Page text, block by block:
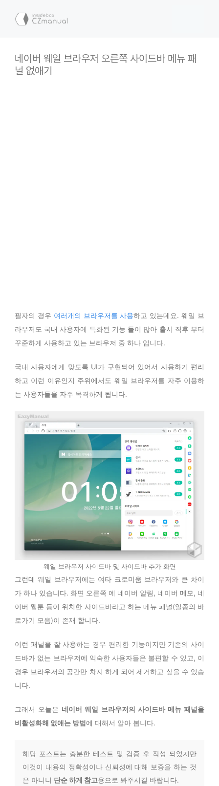
네이버 웨일 브라우저 오른쪽 사이드바 메뉴 패
널 없애기
필자의 경우 여러개의 브라우저를 사용하고 있는데요. 웨일 브
라우저도 국내 사용자에 특화된 기능 들이 많아 출시 직후 부터
꾸준하게 사용하고 있는 브라우저 중 하나 입니다.
국내 사용자에게 맞도록 UI가 구현되어 있어서 사용하기 편리
하고 이런 이유인지 주위에서도 웨일 브라우저를 자주 이용하
는 사용자들을 자주 목격하게 됩니다.
웨일 브라우저 사이드바 및 사이드바 추가 화면
그런데 웨일 브라우저에는 여타 크로미움 브라우저와 큰 차이
가 하나 있습니다. 화면 오른쪽 에 네이버 알림, 네이버 메모, 네
이버 웹툰 등이 위치한 사이드바라고 하는 메뉴 패널(일종의 바
로가기 모음)이 존재 합니다.
이런 패널을 잘 사용하는 경우 편리한 기능이지만 기존의 사이
드바가 없는 브라우저에 익숙한 사용자들은 불편할 수 있고, 이
경우 브라우저의 공간만 차지 하게 되어 제거하고 싶을 수 있습
니다.
그래서 오늘은 네이버 웨일 브라우저의 사이드바 메뉴 패널을
비활성화해 없애는 방법에 대해서 알아 봅니다.
해당 포스트는 충분한 테스트 및 검증 후 작성 되었지만
이것이 내용의 정확성이나 신뢰성에 대해 보증을 하는 것
은 아니니 단순 하게 참고용으로 봐주시길 바랍니다.